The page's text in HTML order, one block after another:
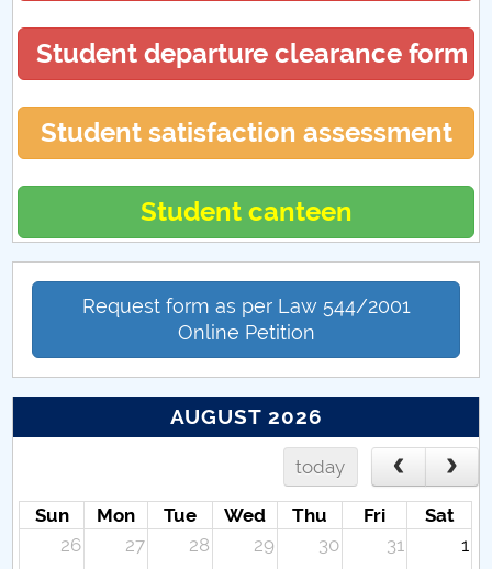
Practică FMT (CUP)
Activități extracuriculare FMT (CUP)
Student departure clearance form
Student satisfaction assessment
Student canteen
Request form as per Law 544/2001
Online Petition
AUGUST 2026
today
Sun Mon Tue Wed Thu Fri
Sat
26
27 28 29 30 31 1